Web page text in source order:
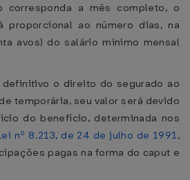
corresponda a mês completo, o
proporcional ao número dias, na
avos) do salário mínimo mensal
definitivo o direito do segurado ao
temporária, seu valor será devido
do benefício, determinada nos
nº 8.213, de 24 de julho de 1991,
pagas na forma do caput e